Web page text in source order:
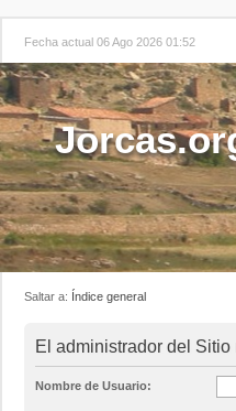
Fecha actual 06 Ago 2026 01:52
Saltar a: Índice general
El administrador del
Nombre de Usuario: